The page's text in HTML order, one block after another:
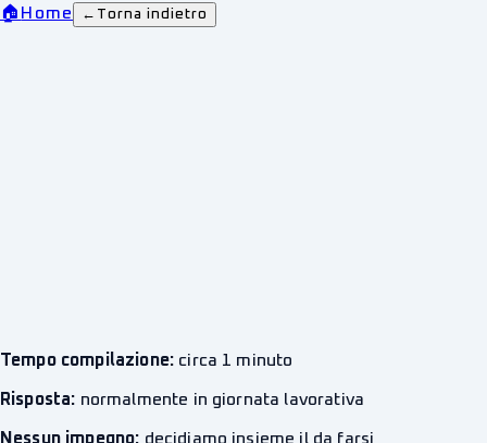
🏠 Home ← Torna indietro
Tempo compilazione: circa 1 minuto
Risposta: normalmente in giornata lavorativa
Nessun impegno: decidiamo insieme il da farsi